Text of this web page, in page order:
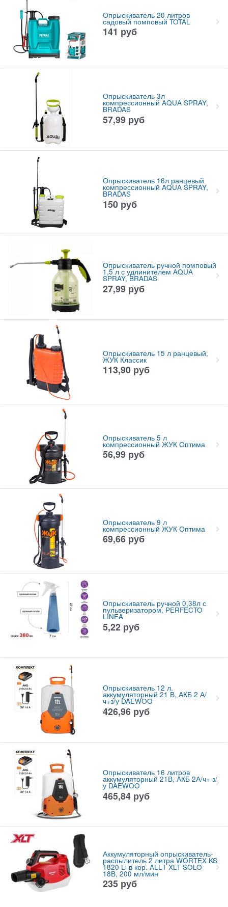
Опрыскиватель 20 литров
садовый помповый TOTAL
141 руб
Опрыскиватель 3л
компрессионный AQUA SPRAY,
BRADAS
57,99 руб
Опрыскиватель 16л ранцевый
компрессионный AQUA SPRAY,
BRADAS
150 руб
Опрыскиватель ручной помповый
1,5 л с удлинителем AQUA
SPRAY, BRADAS
27,99 руб
Опрыскиватель 15 л ранцевый,
ЖУК Классик
113,90 руб
Опрыскиватель 5 л
компрессионный ЖУК Оптима
56,99 руб
Опрыскиватель 9 л
компрессионный ЖУК Оптима
69,66 руб
Опрыскиватель ручной 0,38л с
пульверизатором, PERFECTO
LINEA
5,22 руб
Опрыскиватель 12 л.
аккумуляторный 21 В, АКБ 2 А/
ч+з/у DAEWOO
426,96 руб
Опрыскиватель 16 литров
аккумуляторный 21В, АКБ 2А/ч+ з/
у DAEWOO
465,84 руб
Аккумуляторный опрыскиватель-
распылитель 2 литра WORTEX KS
1820 Li в кор. ALL1 XLT SOLO
18В, 200 мл/мин
235 руб